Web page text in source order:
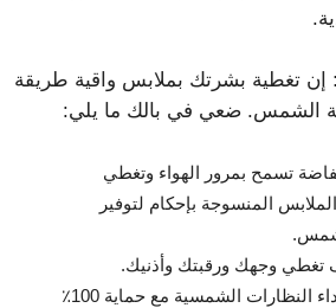
إن تغطية بشرتك بملابس واقية طريقة
الشمس. ضعي في بالك ما يلي:
تسمح بمرور الهواء وتغطي
المنسوجة بإحكام لتوفير
تغطي وجهك ورقبتك وأذنيك.
احمي عينيك من خلال ارتداء النظارات الشمسية مع حماية 100٪